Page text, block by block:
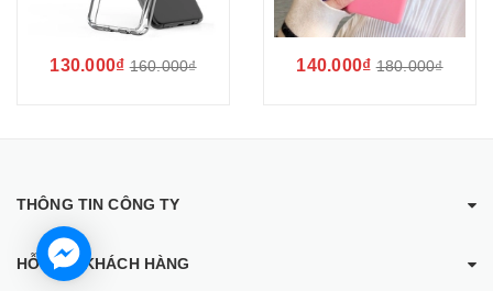
130.000₫ 160.000₫ 140.000₫ 180.000₫
THÔNG TIN CÔNG TY
HỖ TRỢ KHÁCH HÀNG